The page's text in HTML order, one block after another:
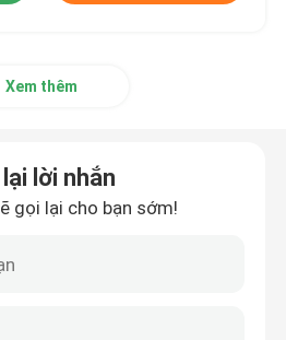
Xem thêm
lời nhắn
gọi lại cho bạn sớm!